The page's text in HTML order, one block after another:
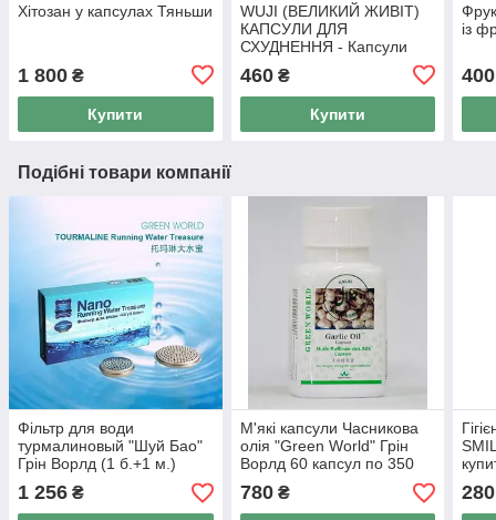
Хітозан у капсулах Тяньши
1 800 ₴
Купити
WUJI (ВЕЛИКИЙ ЖИВІТ)
КАПСУЛИ ДЛЯ
СХУДНЕННЯ - Капсули
для схуднення Тянь Ву, 50
капс
460₴
Купити
із
400
Подібні товари компанії
Фільтр для води
турмалиновый "Шуй Бао"
Грін Ворлд (1 б.+1 м.)
1 256 ₴
М'які капсули Часникова
олія "Green World" Грін
Ворлд 60 капсул по 350
мг-очищає організм від
токсинів.
780₴ 280